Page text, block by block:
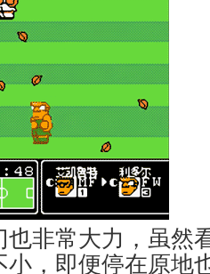
非常大力，虽然
小，即便停在原地